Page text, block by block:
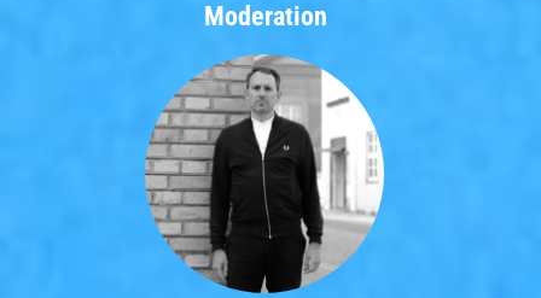
Moderation